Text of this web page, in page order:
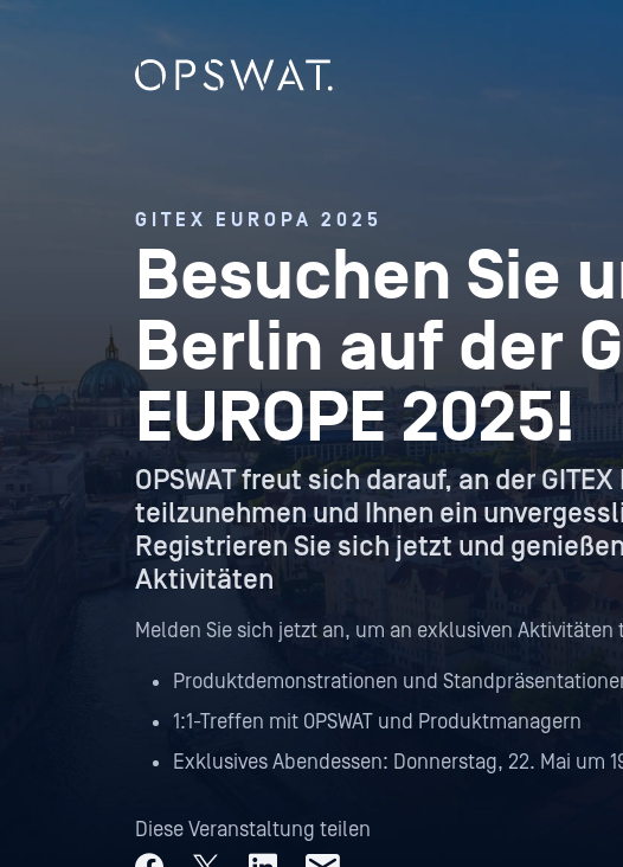
GITEX EUROPA 2025
Besuchen Sie
Berlin auf der
EUROPE 2025!
OPSWAT freut sich darauf, an der GITEX
teilzunehmen und Ihnen ein
Registrieren Sie sich jetzt und
Aktivitäten
Melden Sie sich jetzt an, um an exklusiven Aktivitäten
Produktdemonstrationen und
1:1-Treffen mit OPSWAT und Produktmanagern
Exklusives Abendessen: Donnerstag, 22. Mai um
Diese Veranstaltung teilen